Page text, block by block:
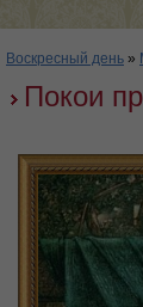
Воскресный день »
Покои